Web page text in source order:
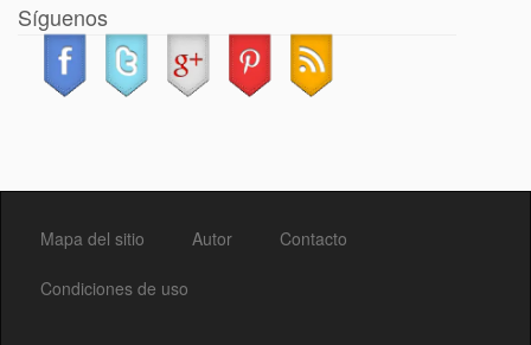
Síguenos
Mapa del sitio Autor Contacto
Condiciones de uso